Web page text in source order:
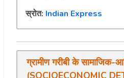
स्रोत: Indian Express
ग्रामीण गरीबी के सामाजिक-
(SOCIOECONOMIC